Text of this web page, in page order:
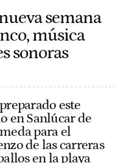
semana
música
sonoras
este
en Sanlúcar de
para el
de las carreras
en la playa